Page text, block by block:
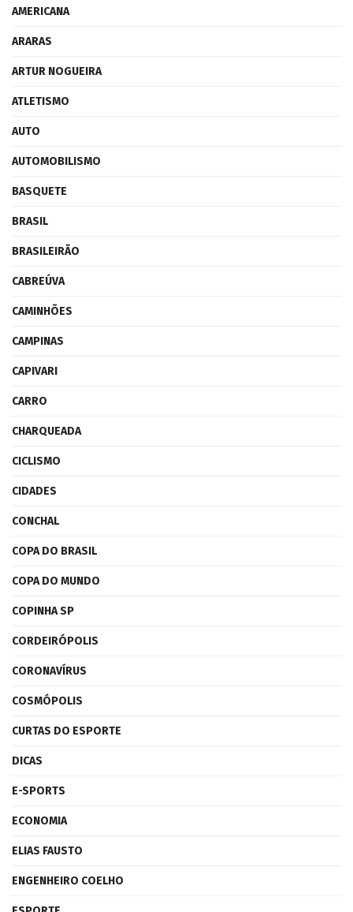
AMERICANA
ARARAS
ARTUR NOGUEIRA
ATLETISMO
AUTO
AUTOMOBILISMO
BASQUETE
BRASIL
BRASILEIRÃO
CABREÚVA
CAMINHÕES
CAMPINAS
CAPIVARI
CARRO
CHARQUEADA
CICLISMO
CIDADES
CONCHAL
COPA DO BRASIL
COPA DO MUNDO
COPINHA SP
CORDEIRÓPOLIS
CORONAVÍRUS
COSMÓPOLIS
CURTAS DO ESPORTE
DICAS
E-SPORTS
ECONOMIA
ELIAS FAUSTO
ENGENHEIRO COELHO